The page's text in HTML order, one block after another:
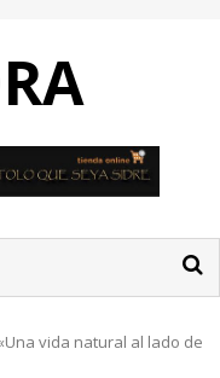
vida natural al lado de